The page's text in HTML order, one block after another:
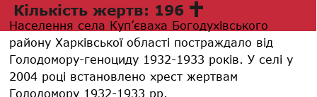
Кількість жертв: 196
Населення села Куп’єваха Богодухівського
району Харківської області постраждало від
Голодомору-геноциду 1932-1933 років. У селі у
2004 році встановлено хрест жертвам
Голодомору 1932-1933 рр.